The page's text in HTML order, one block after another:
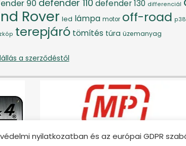
90 defender 110 defender 130 differenciál
Rover led lámpa motor off-road p38
terepjáró tömítés túra üzemanyag
a szerződéstől
nyilatkozatban és az európai GDPR